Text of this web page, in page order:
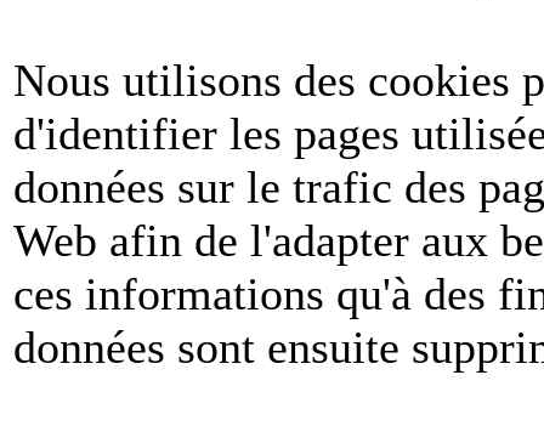
Nous utilisons des cookies
d'identifier les pages
données sur le trafic des
Web afin de l'adapter aux
ces informations qu'à des
données sont ensuite